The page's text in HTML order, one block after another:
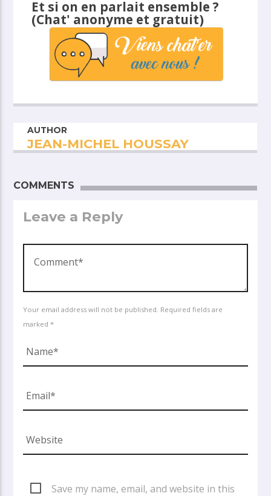
Et si on en parlait ensemble ?
(Chat' anonyme et gratuit)
AUTHOR
JEAN-MICHEL HOUSSAY
COMMENTS
Leave a Reply
Your email address will not be published. Required fields are
marked *
Save my name, email, and website in this